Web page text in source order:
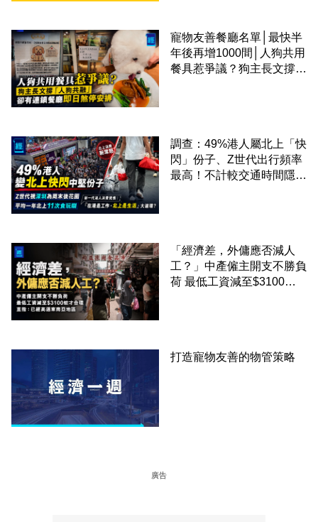
寵物友善餐廳名單│最快半
年後再增1000間│人狗共用
餐具惹爭議？狗主長文撐
調查：49%港人屬北上「快
閃」份子、Z世代出行頻率
最高！不計較交通時間隱形
「經濟差，外傭應否減人
工？」中產僱主開支不勝負
荷 最低工資減至$3100蚊
打造寵物友善的物管策略
廣告